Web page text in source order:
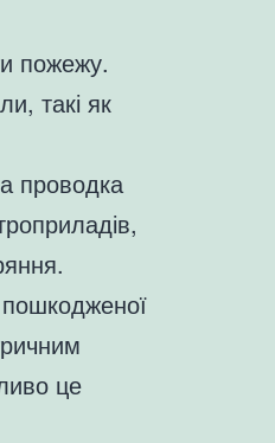
пожежу.
такі як
проводка
це